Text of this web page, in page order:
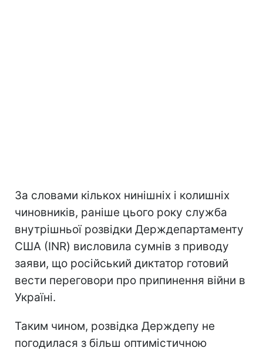
За словами кількох нинішніх і колишніх
чиновників, раніше цього року служба
внутрішньої розвідки Держдепартаменту
США (INR) висловила сумнів з приводу
заяви, що російський диктатор готовий
вести переговори про припинення війни в
Україні.
Таким чином, розвідка Держдепу не
погодилася з більш оптимістичною